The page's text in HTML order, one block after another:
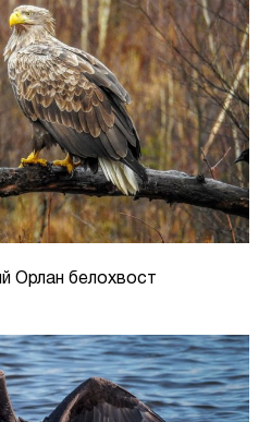
Орлан белохвост